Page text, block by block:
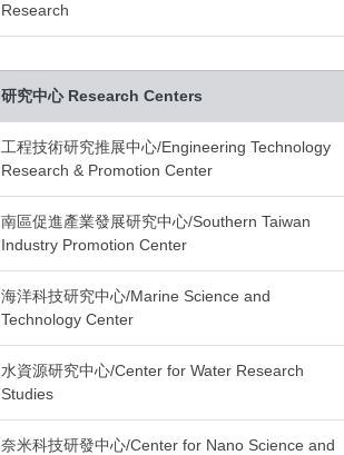
Research
研究中心 Research Centers
工程技術研究推展中心/Engineering Technology
Research & Promotion Center
南區促進產業發展研究中心/Southern Taiwan
Industry Promotion Center
海洋科技研究中心/Marine Science and
Technology Center
水資源研究中心/Center for Water Research
Studies
奈米科技研發中心/Center for Nano Science and